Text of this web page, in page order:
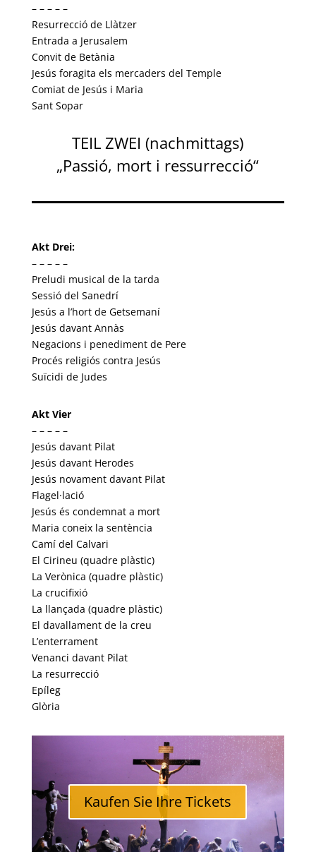
– – – – –
Resurrecció de Llàtzer
Entrada a Jerusalem
Convit de Betània
Jesús foragita els mercaders del Temple
Comiat de Jesús i Maria
Sant Sopar
TEIL ZWEI (nachmittags)
„Passió, mort i ressurrecció“
Akt Drei:
– – – – –
Preludi musical de la tarda
Sessió del Sanedrí
Jesús a l’hort de Getsemaní
Jesús davant Annàs
Negacions i penediment de Pere
Procés religiós contra Jesús
Suïcidi de Judes
Akt Vier
– – – – –
Jesús davant Pilat
Jesús davant Herodes
Jesús novament davant Pilat
Flagel·lació
Jesús és condemnat a mort
Maria coneix la sentència
Camí del Calvari
El Cirineu (quadre plàstic)
La Verònica (quadre plàstic)
La crucifixió
La llançada (quadre plàstic)
El davallament de la creu
L’enterrament
Venanci davant Pilat
La resurrecció
Epíleg
Glòria
Kaufen Sie Ihre Tickets